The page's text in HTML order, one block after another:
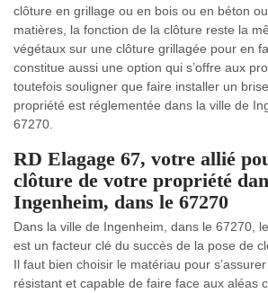
clôture en grillage ou en bois ou en béton
matières, la fonction de la clôture reste la
végétaux sur une clôture grillagée pour en
constitue aussi une option qui s’offre aux
toutefois souligner que faire installer un
propriété est réglementée dans la ville de
67270.
RD Elagage 67, votre allié
clôture de votre propriété
Ingenheim, dans le 67270
Dans la ville de Ingenheim, dans le 67270,
est un facteur clé du succès de la pose de
Il faut bien choisir le matériau pour
résistant et capable de faire face aux aléas